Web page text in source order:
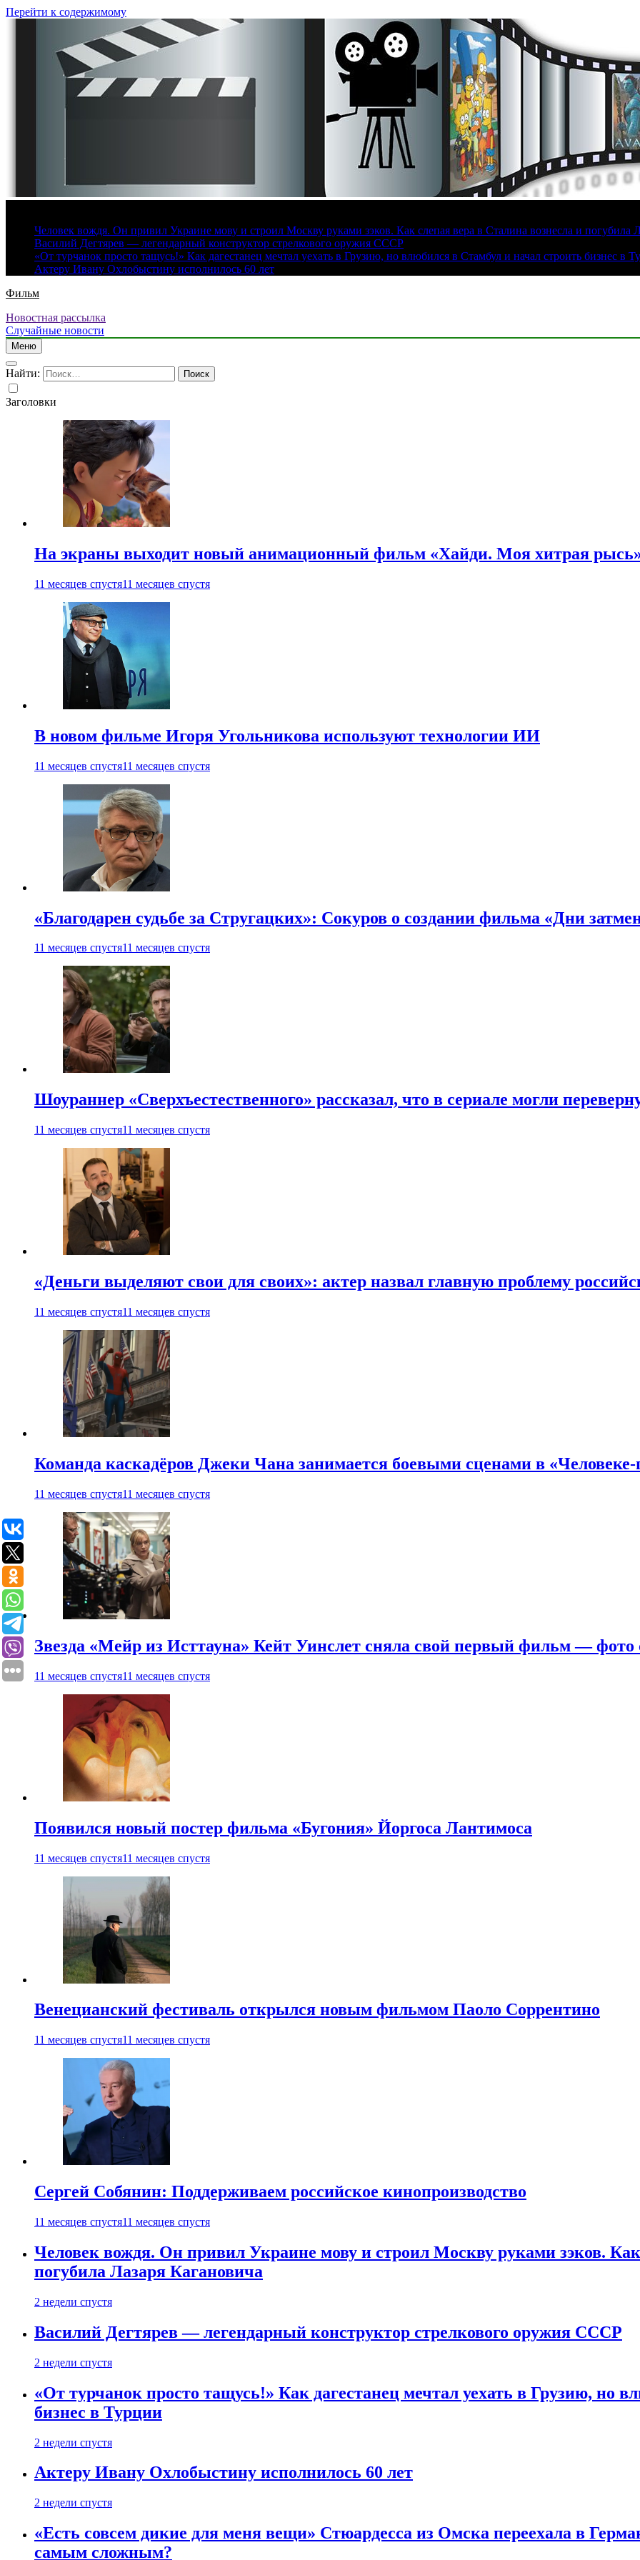
Перейти к содержимому
Человек вождя. Он привил Украине мову и строил Москву руками зэков. Как слепая вера в Сталина вознесла и погубила
Василий Дегтярев — легендарный конструктор стрелкового оружия СССР
«От турчанок просто тащусь!» Как дагестанец мечтал уехать в Грузию, но влюбился в Стамбул и начал строить бизнес в
Актеру Ивану Охлобыстину исполнилось 60 лет
Фильм
Новостная рассылка
Случайные новости
Меню
Найти:
Заголовки
На экраны выходит новый анимационный фильм «Хайди. Моя хитрая
11 месяцев спустя11 месяцев спустя
В новом фильме Игоря Угольникова используют технологии ИИ
11 месяцев спустя11 месяцев спустя
«Благодарен судьбе за Стругацких»: Сокуров о создании фильма «Дни
11 месяцев спустя11 месяцев спустя
Шоураннер «Сверхъестественного» рассказал, что в сериале могли
11 месяцев спустя11 месяцев спустя
«Деньги выделяют свои для своих»: актер назвал главную проблему
11 месяцев спустя11 месяцев спустя
Команда каскадёров Джеки Чана занимается боевыми сценами в «Человеке-
11 месяцев спустя11 месяцев спустя
Звезда «Мейр из Исттауна» Кейт Уинслет сняла свой первый фильм — фото
11 месяцев спустя11 месяцев спустя
Появился новый постер фильма «Бугония» Йоргоса Лантимоса
11 месяцев спустя11 месяцев спустя
Венецианский фестиваль открылся новым фильмом Паоло Соррентино
11 месяцев спустя11 месяцев спустя
Сергей Собянин: Поддерживаем российское кинопроизводство
11 месяцев спустя11 месяцев спустя
Человек вождя. Он привил Украине мову и строил Москву руками зэков.
погубила Лазаря Кагановича
2 недели спустя
Василий Дегтярев — легендарный конструктор стрелкового оружия СССР
2 недели спустя
«От турчанок просто тащусь!» Как дагестанец мечтал уехать в Грузию, но
бизнес в Турции
2 недели спустя
Актеру Ивану Охлобыстину исполнилось 60 лет
2 недели спустя
«Есть совсем дикие для меня вещи» Стюардесса из Омска переехала в
самым сложным?